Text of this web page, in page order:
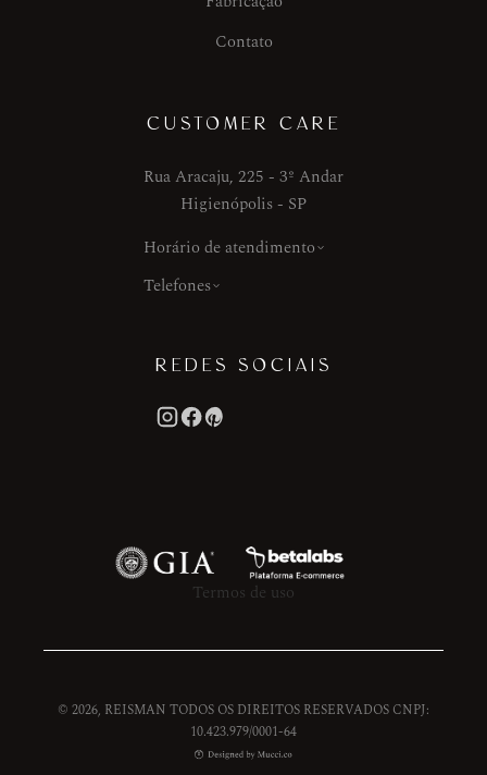
Contato
CUSTOMER CARE
Rua Aracaju, 225 - 3º Andar
Higienópolis - SP
Horário de atendimento
Telefones
REDES SOCIAIS
Termos de uso
© 2026, REISMAN TODOS OS DIREITOS RESERVADOS CNPJ:
10.423.979/0001-64